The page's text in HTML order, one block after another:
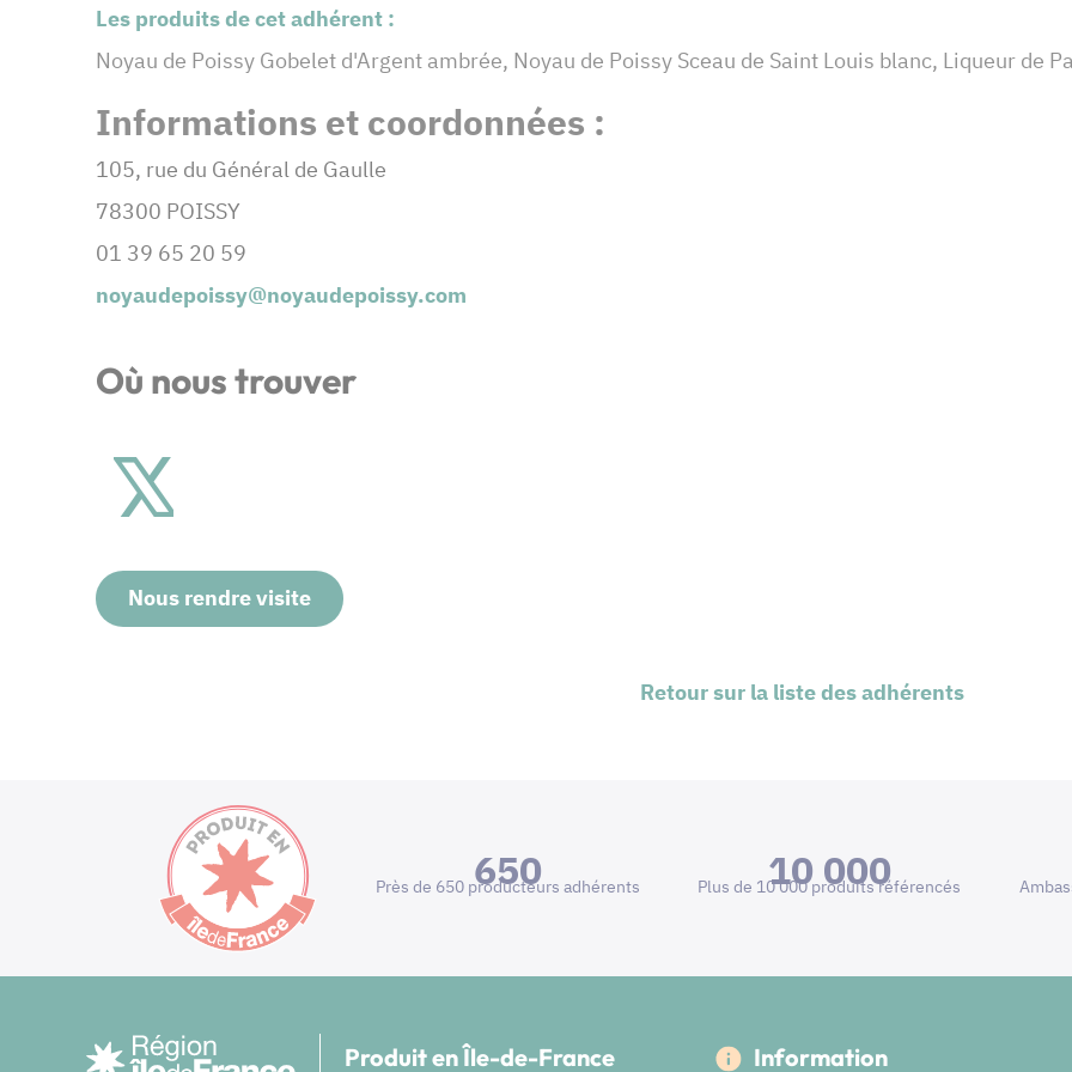
Les produits de cet adhérent :
Noyau de Poissy Gobelet d'Argent ambrée, Noyau de Poissy Sceau de Saint Louis blanc, Liqueur de
Informations et coordonnées :
105, rue du Général de Gaulle
78300 POISSY
01 39 65 20 59
noyaudepoissy@noyaudepoissy.com
Où nous trouver
Nous rendre visite
Retour sur la liste des adhérents
650
Près de 650 producteurs adhérents 10 000
Plus de 10 000 produits référencés
Produit en Île-de-France Information